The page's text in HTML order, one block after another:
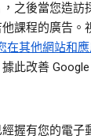
之後當您造訪
課程的廣告。
在其他網站和
此改善
握有您的電子